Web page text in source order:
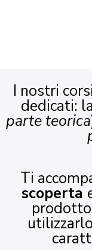
I nostri
dedicati:
parte teorica
Ti
scoperta